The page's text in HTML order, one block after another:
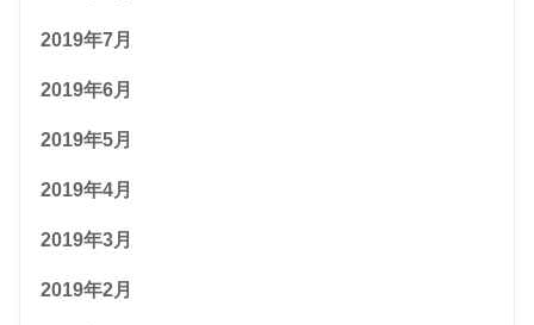
2019年7月
2019年6月
2019年5月
2019年4月
2019年3月
2019年2月